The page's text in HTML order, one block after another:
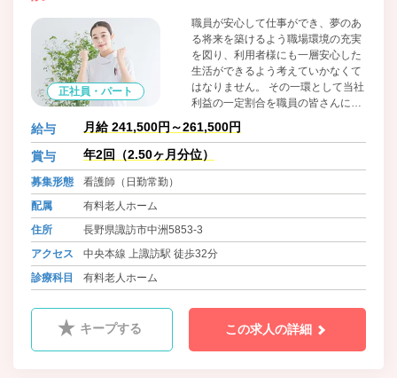
正社員・パート
職員が安心して仕事ができ、夢のあ
る将来を築けるよう職場環境の充実
を図り、利用者様にも一層安心した
生活ができるよう考えていかなくて
はなりません。 その一環として当社
利益の一定割合を職員の皆さんに還
元するため基本給の見直しと手当の
見直しを実施いたしました。今後も
利用者様の安全と職員が安心して仕
事ができるよう快適な職場を目指し
いります。
給与 月給 241,500円～261,500円
賞与 年2回（2.50ヶ月分位）
募集形態
看護師（日勤常勤）
配属
有料老人ホーム
住所
長野県諏訪市中洲5853-3
アクセス
中央本線 上諏訪駅 徒歩32分
診療科目
有料老人ホーム
キープする この求人の詳細